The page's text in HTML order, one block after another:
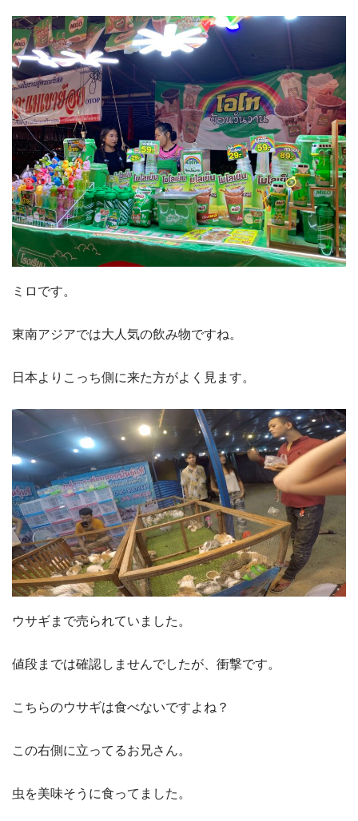
ミロです。
東南アジアでは大人気の飲み物ですね。
日本よりこっち側に来た方がよく見ます。
ウサギまで売られていました。
値段までは確認しませんでしたが、衝撃です。
こちらのウサギは食べないですよね？
この右側に立ってるお兄さん。
虫を美味そうに食ってました。